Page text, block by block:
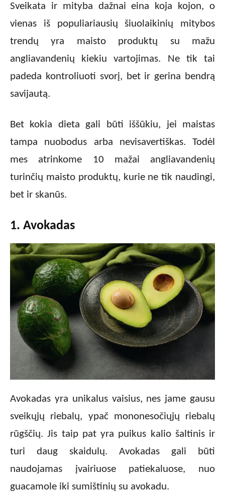
Sveikata ir mityba dažnai eina koja kojon, o
vienas iš populiariausių šiuolaikinių mitybos
trendų yra maisto produktų su mažu
angliavandenių kiekiu vartojimas. Ne tik tai
padeda kontroliuoti svorį, bet ir gerina bendrą
savijautą.
Bet kokia dieta gali būti iššūkiu, jei maistas
tampa nuobodus arba nevisavertiškas. Todėl
mes atrinkome 10 mažai angliavandenių
turinčių maisto produktų, kurie ne tik naudingi,
bet ir skanūs.
1. Avokadas
Avokadas yra unikalus vaisius, nes jame gausu
sveikųjų riebalų, ypač mononesočiųjų riebalų
rūgščių. Jis taip pat yra puikus kalio šaltinis ir
turi daug skaidulų. Avokadas gali būti
naudojamas įvairiuose patiekaluose, nuo
guacamole iki sumištinių su avokadu.